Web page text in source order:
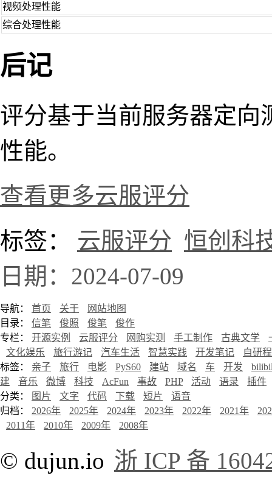
视频处理性能
综合处理性能
后记
评分基于当前服务器定向
性能。
查看更多云服评分
标签： 云服评分 恒创科
日期：2024-07-09
导航： 首页 关于
网站地图
目录： 信笔 俊照 俊笔
俊作
专栏： 开源实例 云服评分 网购实测 手工制作 古典文学
文化娱乐
旅行游记 汽车生活 智慧实践 开发笔记
自研
标签： 亲子 旅行 电影 PyS60 建站 域名 车 开发
建
音乐 微博 科技 AcFun 事故 PHP 活动 语录
插件
分类：
图片 文字 代码 下载 短片
语音
归档： 2026年 2025年 2024年 2023年 2022年 2021年
2011年
2010年 2009年 2008年
© dujun.io 浙 ICP 备